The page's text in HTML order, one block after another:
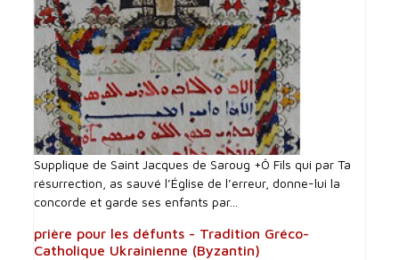
Supplique de Saint Jacques de Saroug +Ô Fils qui par Ta
résurrection, as sauvé l’Église de l’erreur, donne-lui la
concorde et garde ses enfants par...
prière pour les défunts - Tradition Gréco-
Catholique Ukrainienne (Byzantin)